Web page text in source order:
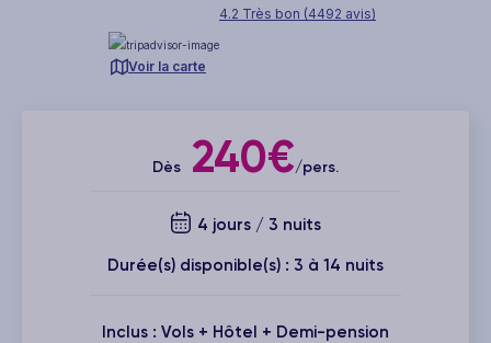
4.2 Très bon (4492 avis)
Voir la carte
Dès 240€/pers.
4 jours / 3 nuits
Durée(s) disponible(s) : 3 à 14 nuits
Inclus : Vols + Hôtel + Demi-pension